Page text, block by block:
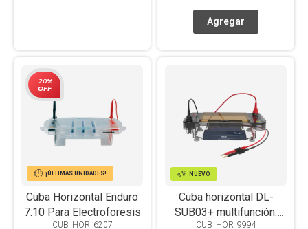
¡ÚLTIMAS UNIDADES!
20%
OFF
Cuba Horizontal Enduro
7.10 Para Electroforesis
CUB_HOR_6207
NUEVO
Cuba horizontal DL-
SUB03+ multifunción.
CUB_HOR_9994